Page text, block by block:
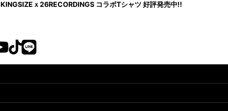
KINGSIZEｘ26RECORDINGS コラボTシャツ 好評発売中!!